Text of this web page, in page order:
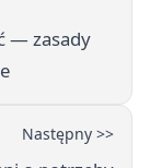
— zasady
Następny >>